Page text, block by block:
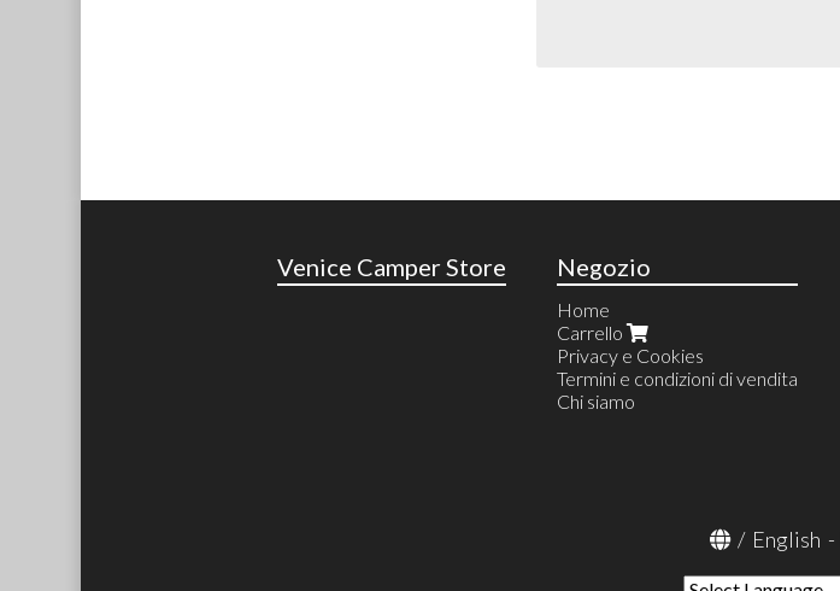
Venice Camper Store Negozio
Home
Carrello
Privacy e Cookies
Termini e condizioni di vendita
Chi siamo
/ English -